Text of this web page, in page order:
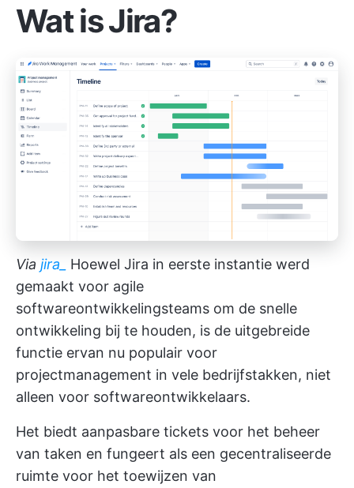
Wat is Jira?
Via jira_
Hoewel Jira in eerste instantie werd
gemaakt voor agile
softwareontwikkelingsteams om de snelle
ontwikkeling bij te houden, is de uitgebreide
functie ervan nu populair voor
projectmanagement in vele bedrijfstakken, niet
alleen voor softwareontwikkelaars.
Het biedt aanpasbare tickets voor het beheer
van taken en fungeert als een gecentraliseerde
ruimte voor het toewijzen van